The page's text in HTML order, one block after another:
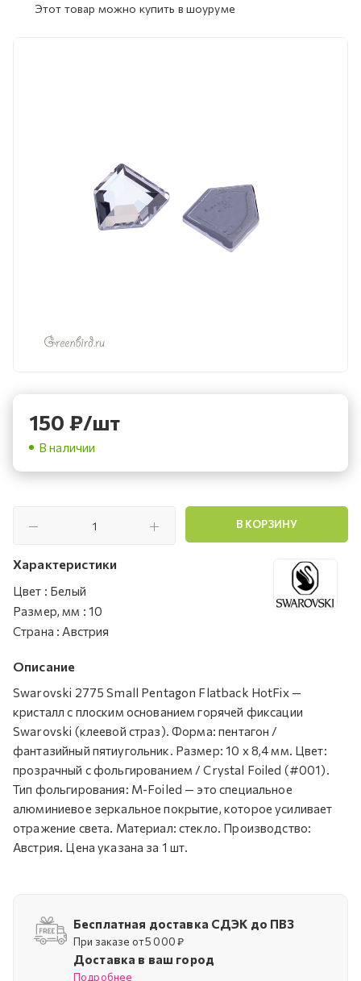
Этот товар можно купить в шоуруме
150 ₽/шт
В наличии
В КОРЗИНУ
Характеристики
Цвет : Белый
Размер, мм : 10
Страна : Австрия
Описание
Swarovski 2775 Small Pentagon Flatback HotFix —
кристалл с плоским основанием горячей фиксации
Swarovski (клеевой страз). Форма: пентагон /
фантазийный пятиугольник. Размер: 10 x 8,4 мм. Цвет:
прозрачный с фольгированием / Crystal Foiled (#001).
Тип фольгирования: M-Foiled — это специальное
алюминиевое зеркальное покрытие, которое усиливает
отражение света. Материал: стекло. Производство:
Австрия. Цена указана за 1 шт.
Бесплатная доставка СДЭК до ПВЗ
При заказе от 5 000 ₽
Доставка в ваш город
Подробнее